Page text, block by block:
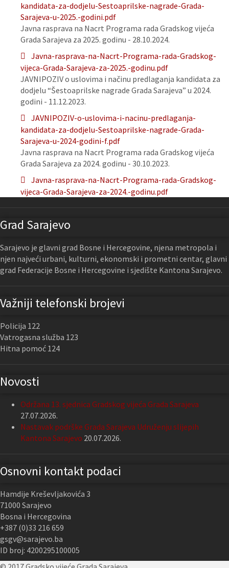
kandidata-za-dodjelu-Sestoaprilske-nagrade-Grada-
Sarajeva-u-2025.-godini.pdf
Javna rasprava na Nacrt Programa rada Gradskog vijeća
Grada Sarajeva za 2025. godinu - 28.10.2024.
Javna-rasprava-na-Nacrt-Programa-rada-Gradskog-
vijeca-Grada-Sarajeva-za-2025.-godinu.pdf
JAVNIPOZIV o uslovima i načinu predlaganja kandidata za
dodjelu “Šestoaprilske nagrade Grada Sarajeva” u 2024.
godini - 11.12.2023.
JAVNIPOZIV-o-uslovima-i-nacinu-predlaganja-
kandidata-za-dodjelu-Sestoaprilske-nagrade-Grada-
Sarajeva-u-2024-godini-f.pdf
Javna rasprava na Nacrt Programa rada Gradskog vijeća
Grada Sarajeva za 2024. godinu - 30.10.2023.
Javna-rasprava-na-Nacrt-Programa-rada-Gradskog-
vijeca-Grada-Sarajeva-za-2024.-godinu.pdf
Grad Sarajevo
Sarajevo je glavni grad Bosne i Hercegovine, njena metropola i
njen najveći urbani, kulturni, ekonomski i prometni centar, glavni
grad Federacije Bosne i Hercegovine i sjedište Kantona Sarajevo.
Važniji telefonski brojevi
Policija 122
Vatrogasna služba 123
Hitna pomoć 124
Novosti
Održana 13. sjednica Gradskog vijeća Grada Sarajeva
27.07.2026.
Nastavak podrške Grada Sarajeva Udruženju slijepih
Kantona Sarajevo 20.07.2026.
Osnovni kontakt podaci
Hamdije Kreševljakovića 3
71000 Sarajevo
Bosna i Hercegovina
+387 (0)33 216 659
gsgv@sarajevo.ba
ID broj: 4200295100005